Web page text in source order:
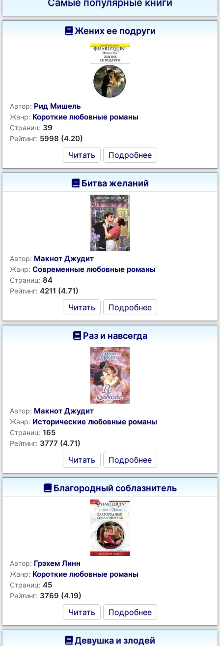
Самые популярные книги
Жених ее подруги
Автор: Рид Мишель
Жанр: Короткие любовные романы
Страниц: 39
Рейтинг: 5998 (4.20)
Читать Подробнее
Битва желаний
Автор: Макнот Джудит
Жанр: Современные любовные романы
Страниц: 84
Рейтинг: 4211 (4.71)
Читать Подробнее
Раз и навсегда
Автор: Макнот Джудит
Жанр: Исторические любовные романы
Страниц: 165
Рейтинг: 3777 (4.71)
Читать Подробнее
Благородный соблазнитель
Автор: Грэхем Линн
Жанр: Короткие любовные романы
Страниц: 45
Рейтинг: 3769 (4.19)
Читать Подробнее
Девушка и злодей